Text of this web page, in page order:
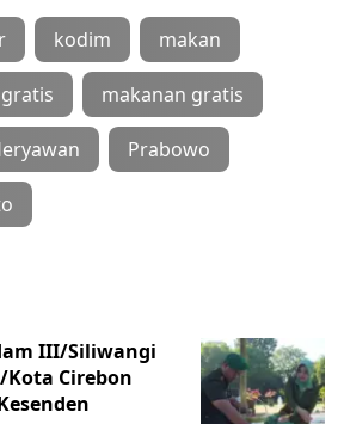
kodim makan
makanan gratis
Prabowo
III/Siliwangi
Kota Cirebon